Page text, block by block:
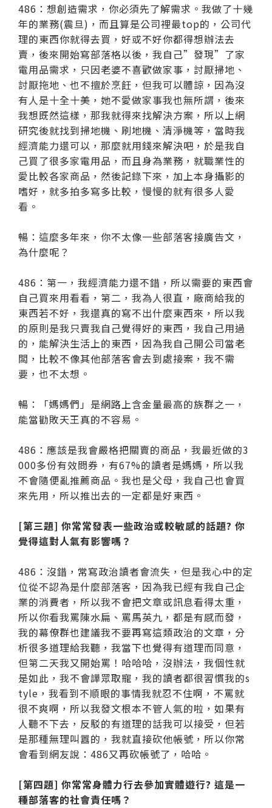
486：想創造需求，你必須先了解需求。我做了十幾
年的業務(震旦)，而且算是公司裡最top的，公司代
理的東西你就得去買，好或不好你都得想辦法去
賣，後來開始寫部落格以後，我自己”發現”了家
電用品需求，只因老婆不喜歡做家事，討厭掃地、
討厭拖地、也不擅於烹飪，但我可以體諒，因為沒
有人是十全十美，她不愛做家事我也無所謂，後來
我想既然這樣，那我就得來找解決方案，所以上網
研究後就找到掃地機、刷地機、清淨機等，當時我
經濟能力還可以，那麼就用錢來解決吧，於是我自
己買了很多家電用品，而且身為業務，就職業性的
愛比較各家商品，然後記錄下來，加上本身攝影的
嗜好，就多拍多寫多比較，慢慢的就有很多人愛
看。
暢：這麼多年來，你不太像一些部落客接廣告文，
為什麼呢？
486：第一，我經濟能力還不錯，所以需要的東西會
自己買來用看看，第二，我為人很直，廠商給我的
東西若不好，我還真的寫不出什麼東西來，所以我
的原則是我只賣我自己覺得好的東西，我自己用過
的，能解決生活上的東西，因為我自己開公司當老
闆，比較不像其他部落客會去到處接案，我不需
要，也不太想。
暢：「媽媽們」是網路上含金量最高的族群之一，
能當勸敗天王真的不容易。
486：應該是我會嚴格把關賣的商品，我最近做的3
000多份有效問券，有67%的讀者是媽媽，所以我
不會隨便亂推薦商品。我也是父母，我自己也會買
來先用，所以推出去的一定都是好東西。
[第三題] 你常常發表一些政治或較敏感的話題? 你
覺得這對人氣有影響嗎？
486：沒錯，常寫政治讀者會流失，但是我心中的定
位從不認為是什麼部落客，因為我已經有我自己企
業的消費者，所以我不會把文章或訊息看得太重，
所以你看我罵陳水扁、罵馬英九，都是有感而發，
我的幕僚群也建議我不要再寫這類政治的文章，分
析很多道理給我聽，我當下也覺得有道理而同意，
但第二天我又開始罵！哈哈哈，沒辦法，我個性就
是如此，我不會譁眾取寵，我的讀者都很習慣我的s
tyle，我看到不順眼的事情我就忍不住啊，不罵就
很不爽啊，所以我發文根本不管人氣的啦，如果有
人聽不下去，反駁的有道理的話我可以接受，但若
是那種無理叫囂的，我就直接砍他帳號，所以你常
會看到網友說：486又再砍帳號了，哈哈。
[第四題] 你常常身體力行去參加實體遊行? 這是一
種部落客的社會責任嗎？